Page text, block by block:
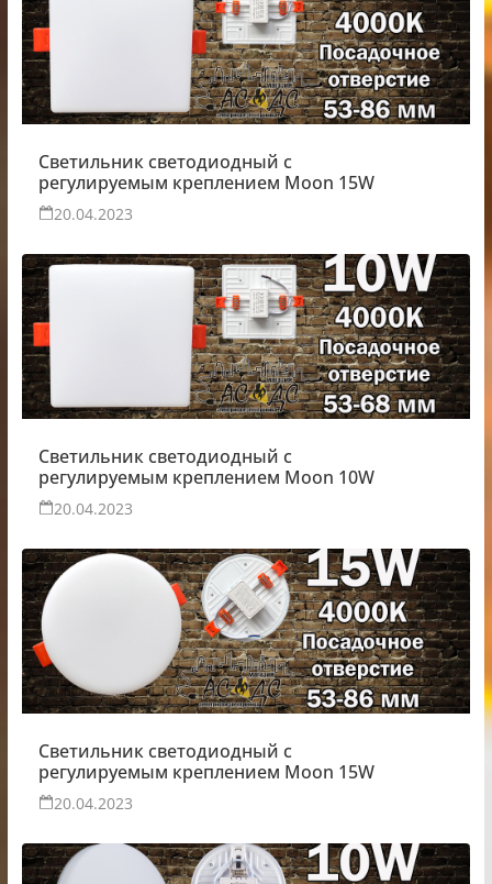
Светильник светодиодный с
регулируемым креплением Moon 15W
20.04.2023
Светильник светодиодный с
регулируемым креплением Moon 10W
20.04.2023
Светильник светодиодный с
регулируемым креплением Moon 15W
20.04.2023